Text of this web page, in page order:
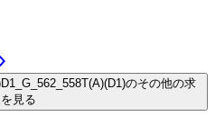
のその他の求
を見る